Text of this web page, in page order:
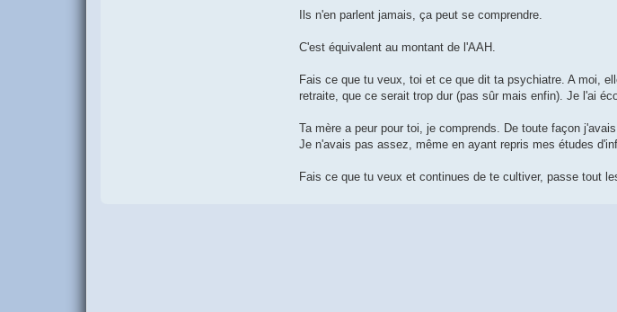
Ils n'en parlent jamais, ça peut se comprendre.
C'est équivalent au montant de l'AAH.
Fais ce que tu veux, toi et ce que dit ta psychiatre. A moi,
retraite, que ce serait trop dur (pas sûr mais enfin). Je l'ai
Ta mère a peur pour toi, je comprends. De toute façon
Je n'avais pas assez, même en ayant repris mes études
Fais ce que tu veux et continues de te cultiver, passe tout